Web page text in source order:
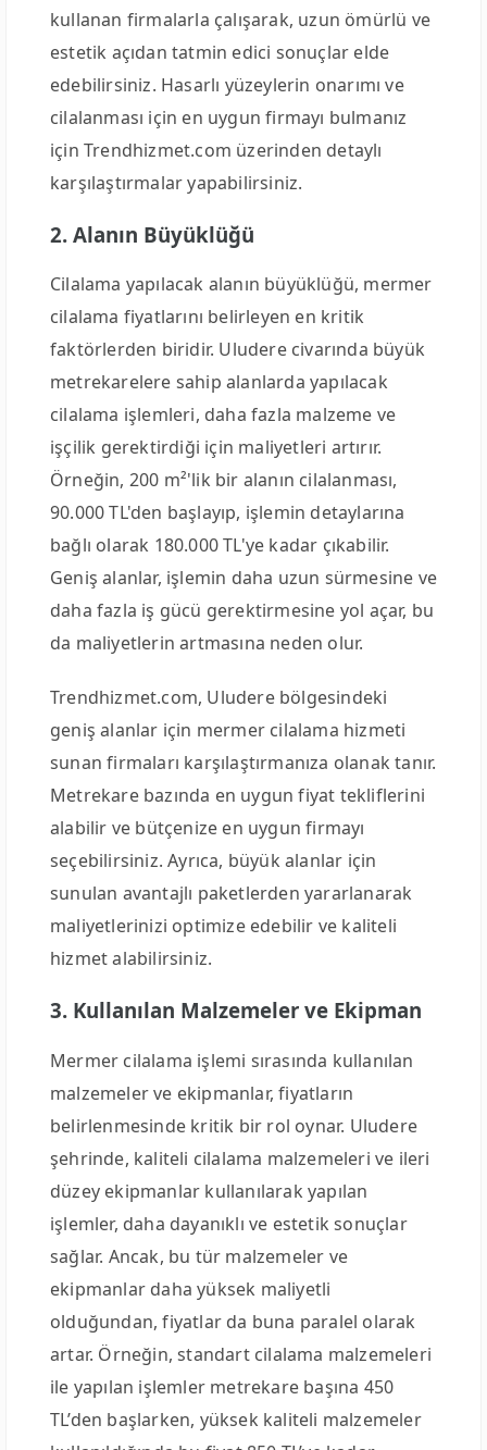
kullanan firmalarla çalışarak, uzun ömürlü ve
estetik açıdan tatmin edici sonuçlar elde
edebilirsiniz. Hasarlı yüzeylerin onarımı ve
cilalanması için en uygun firmayı bulmanız
için Trendhizmet.com üzerinden detaylı
karşılaştırmalar yapabilirsiniz.
2. Alanın Büyüklüğü
Cilalama yapılacak alanın büyüklüğü, mermer
cilalama fiyatlarını belirleyen en kritik
faktörlerden biridir. Uludere civarında büyük
metrekarelere sahip alanlarda yapılacak
cilalama işlemleri, daha fazla malzeme ve
işçilik gerektirdiği için maliyetleri artırır.
Örneğin, 200 m²'lik bir alanın cilalanması,
90.000 TL'den başlayıp, işlemin detaylarına
bağlı olarak 180.000 TL'ye kadar çıkabilir.
Geniş alanlar, işlemin daha uzun sürmesine ve
daha fazla iş gücü gerektirmesine yol açar, bu
da maliyetlerin artmasına neden olur.
Trendhizmet.com, Uludere bölgesindeki
geniş alanlar için mermer cilalama hizmeti
sunan firmaları karşılaştırmanıza olanak tanır.
Metrekare bazında en uygun fiyat tekliflerini
alabilir ve bütçenize en uygun firmayı
seçebilirsiniz. Ayrıca, büyük alanlar için
sunulan avantajlı paketlerden yararlanarak
maliyetlerinizi optimize edebilir ve kaliteli
hizmet alabilirsiniz.
3. Kullanılan Malzemeler ve Ekipman
Mermer cilalama işlemi sırasında kullanılan
malzemeler ve ekipmanlar, fiyatların
belirlenmesinde kritik bir rol oynar. Uludere
şehrinde, kaliteli cilalama malzemeleri ve ileri
düzey ekipmanlar kullanılarak yapılan
işlemler, daha dayanıklı ve estetik sonuçlar
sağlar. Ancak, bu tür malzemeler ve
ekipmanlar daha yüksek maliyetli
olduğundan, fiyatlar da buna paralel olarak
artar. Örneğin, standart cilalama malzemeleri
ile yapılan işlemler metrekare başına 450
TL’den başlarken, yüksek kaliteli malzemeler